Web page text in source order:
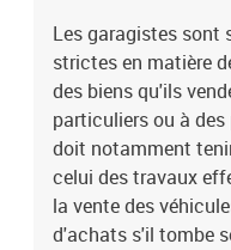
Les garagistes sont
strictes en matière
des biens qu'ils
particuliers ou à
doit notamment
celui des travaux
la vente des
d'achats s'il tombe